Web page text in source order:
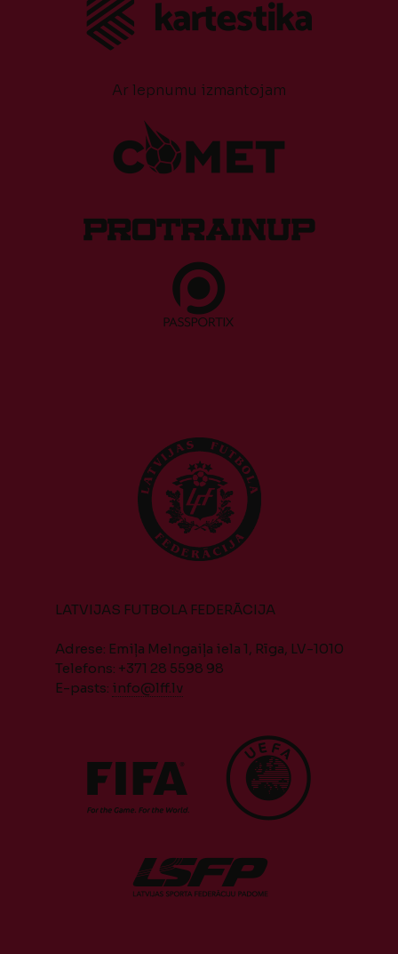
Ar lepnumu izmantojam
LATVIJAS FUTBOLA FEDERĀCIJA
Adrese: Emiļa Melngaiļa iela 1, Rīga, LV-1010
Telefons: +371 28 5598 98
E-pasts: info@lff.lv